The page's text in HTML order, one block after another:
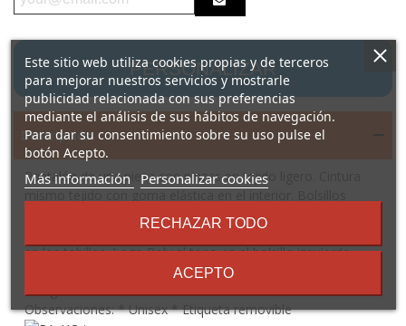
PERSONALIZAR
Descripción
Pantalón de una pieza con pinzas en tejido ligero. Cintura
integrados en costuras laterales. Pinzas a la altura de las
rodillas en parte delantera y trasera. Cremalleras invisibles
en los tobillos. Logo Roly al tono en el bolsillo izquierdo.
Composición: 80% poliéster, 17% viscosa y 3% elastano,
Observaciones: * Unisex * Etiqueta removible
Este sitio web utiliza cookies propias y de terceros
para mejorar nuestros servicios y mostrarle
publicidad relacionada con sus preferencias
mediante el análisis de sus hábitos de navegación.
Para dar su consentimiento sobre su uso pulse el
botón Acepto.
Más información sobre
términos
condiciones
Personalizar cookies
RECHAZAR TODO
ACEPTO